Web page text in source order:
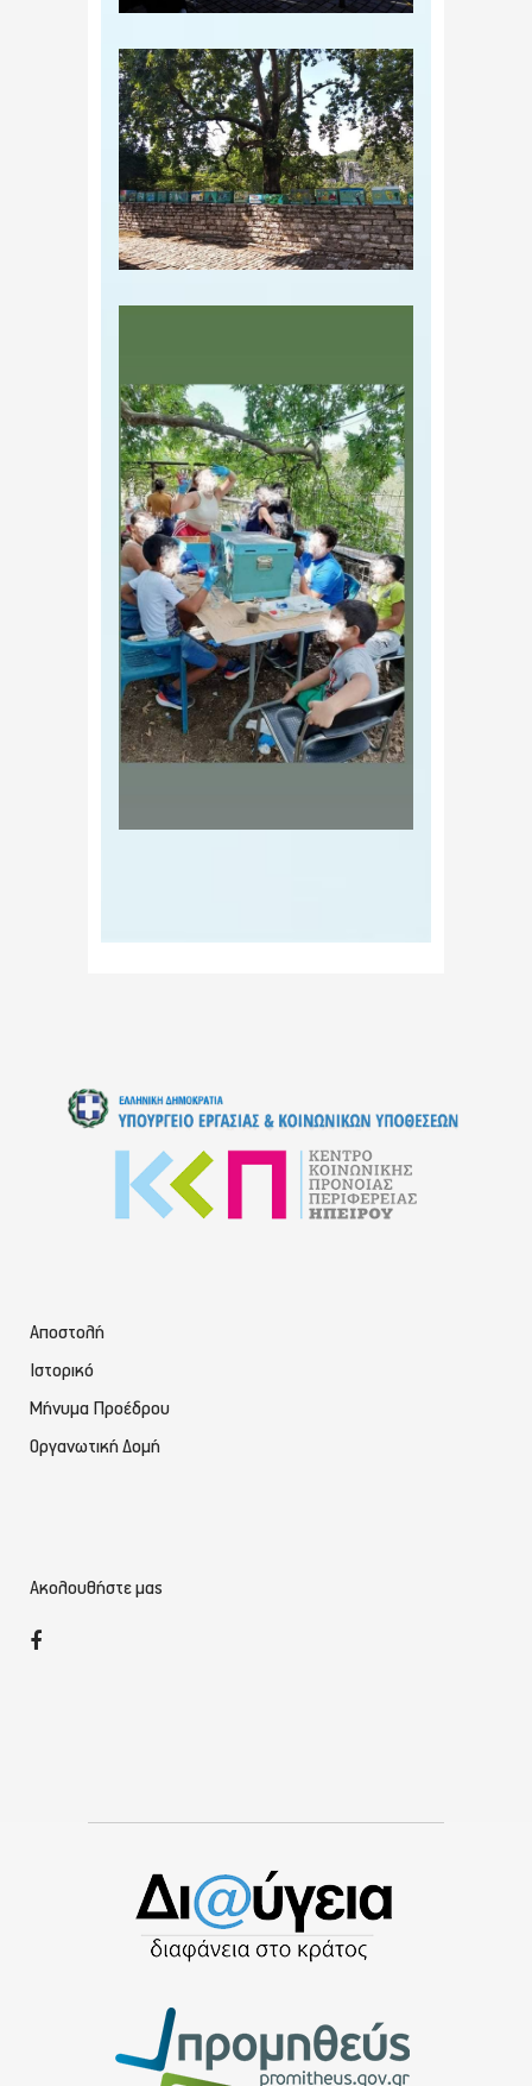
Αποστολή
Ιστορικό
Μήνυμα Προέδρου
Οργανωτική Δομή
Ακολουθήστε μας